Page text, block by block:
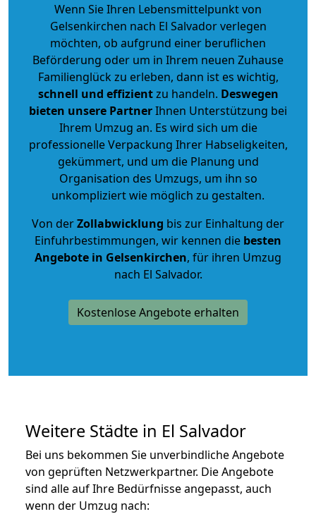
Wenn Sie Ihren Lebensmittelpunkt von
Gelsenkirchen nach El Salvador verlegen
möchten, ob aufgrund einer beruflichen
Beförderung oder um in Ihrem neuen Zuhause
Familienglück zu erleben, dann ist es wichtig,
schnell und effizientzu handeln. Deswegen
bieten unsere PartnerIhnen Unterstützung bei
Ihrem Umzug an. Es wird sich um die
professionelle Verpackung Ihrer Habseligkeiten,
gekümmert, und um die Planung und
Organisation des Umzugs, um ihn so
unkompliziert wie möglich zu gestalten.
Von derZollabwicklung bis zur Einhaltung der
Einfuhrbestimmungen, wir kennen die besten
Angebote in Gelsenkirchen, für ihren Umzug
nach El Salvador.
Kostenlose Angebote erhalten
Weitere Städte in El Salvador
Bei uns bekommen Sie unverbindliche Angebote
von geprüften Netzwerkpartner. Die Angebote
sind alle auf Ihre Bedürfnisse angepasst, auch
wenn der Umzug nach: